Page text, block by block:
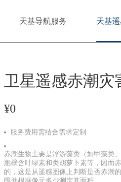
天基导航服务 天基
卫星遥感赤潮灾
¥0
服务费用需结合需求定制
赤潮生物主要是浮游藻类（如甲藻类
胞壁含叶绿素和类胡萝卜素等，因而
的，这是从遥感图像上判断是否赤潮